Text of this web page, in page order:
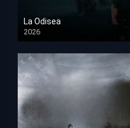
La Odisea
2026
TS Screener